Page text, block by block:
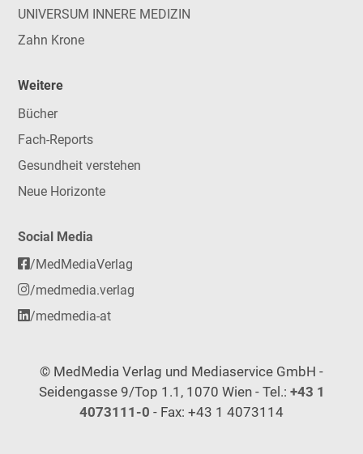
UNIVERSUM INNERE MEDIZIN
Zahn Krone
Weitere
Bücher
Fach-Reports
Gesundheit verstehen
Neue Horizonte
Social Media
/MedMediaVerlag
/medmedia.verlag
/medmedia-at
© MedMedia Verlag und Mediaservice GmbH -
Seidengasse 9/Top 1.1, 1070 Wien - Tel.: +43 1
4073111-0 - Fax: +43 1 4073114